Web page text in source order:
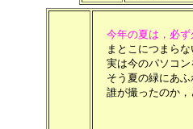
今年の夏は，必ず
まとこにつまら
実は今のパソコン
そう夏の緑にあふ
誰が撮ったのか，